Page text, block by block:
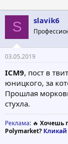
S slavik6
03.05.2019
ICM9, пост в
юницкого, за
Прошлая
стухла.
Реклама: 🔥 Хочешь
Polymarket?